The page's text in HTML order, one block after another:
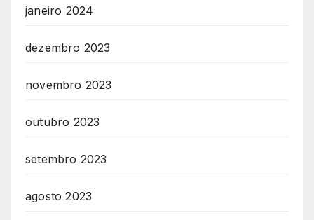
janeiro 2024
dezembro 2023
novembro 2023
outubro 2023
setembro 2023
agosto 2023